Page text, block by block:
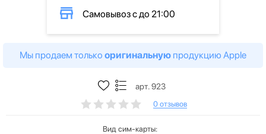
Самовывоз с до 21:00
Мы продаем только оригинальную продукцию Apple
арт. 923
0 отзывов
Вид сим-карты: